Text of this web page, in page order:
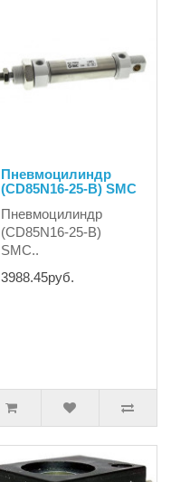
Пневмоцилиндр
(CD85N16-25-B) SMC
Пневмоцилиндр
(CD85N16-25-B)
SMC..
3988.45руб.